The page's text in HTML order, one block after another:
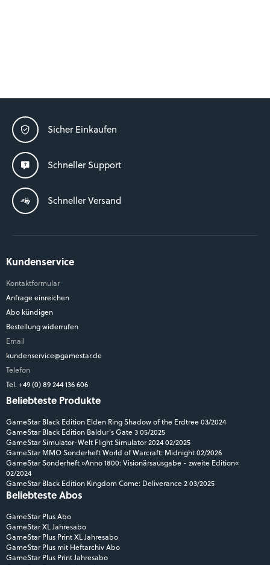
Sicher Einkaufen
Schneller Support
Schneller Versand
Kundenservice
Kontaktformular
Anfrage einreichen
Abo kündigen
Bestellung widerrufen
Email
kundenservice@gamestar.de
Telefon
Tel. +49 (0) 89 244 136 606
Beliebteste Produkte
GameStar Black Edition Elden Ring Shadow of the Erdtree 03/2024
GameStar Black Edition Baldur's Gate 3 05/2025
GameStar Simulator-Welt Flight Simulator 2024 02/2025
GameStar MMO Sonderheft World of Warcraft: Midnight 02/2026
GameStar Sonderheft »Anno 1800: Visionärsausgabe - zweite Edition«
02/2024
GameStar Black Edition Kingdom Come: Deliverance 2 03/2025
Beliebteste Abos
GameStar Plus Abo
GameStar XL Jahresabo
GameStar Plus Print XL Jahresabo
GameStar Plus mit Heftarchiv Abo
GameStar Plus Print Jahresabo